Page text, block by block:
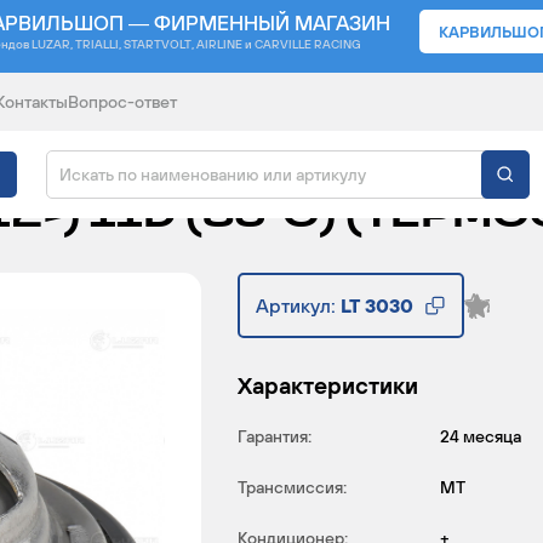
— ФИРМЕННЫЙ МАГАЗИН
LUZAR, TRIALLI, STARTVOLT, AIRLINE и CARVILLE RACING
Вопрос-ответ
FAW J6/
) 11D (83°С)
Артикул: LT 3030
Характеристики
Гарантия: 24 месяца
Трансмиссия: MT
Кондиционер: +